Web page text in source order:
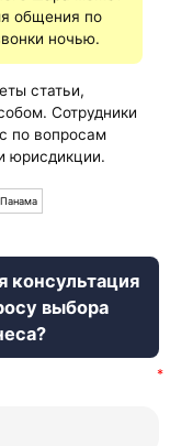
общения по
ночью.
статьи,
Сотрудники
по вопросам
юрисдикции.
Панама
консультация
выбора